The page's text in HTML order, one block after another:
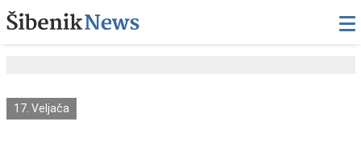
17. Veljača